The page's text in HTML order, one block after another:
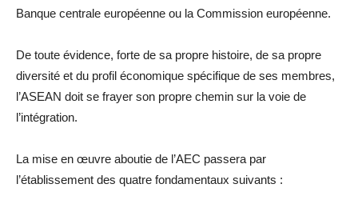
Banque centrale européenne ou la Commission européenne.
De toute évidence, forte de sa propre histoire, de sa propre
diversité et du profil économique spécifique de ses membres,
l’ASEAN doit se frayer son propre chemin sur la voie de
l’intégration.
La mise en œuvre aboutie de l’AEC passera par
l’établissement des quatre fondamentaux suivants :